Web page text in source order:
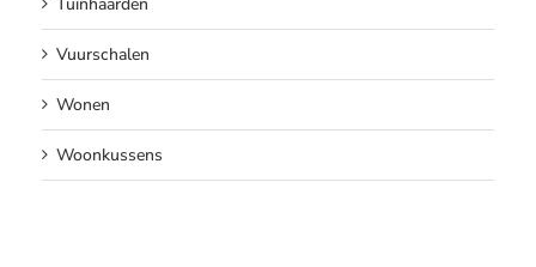
Vuurschalen
Wonen
Woonkussens